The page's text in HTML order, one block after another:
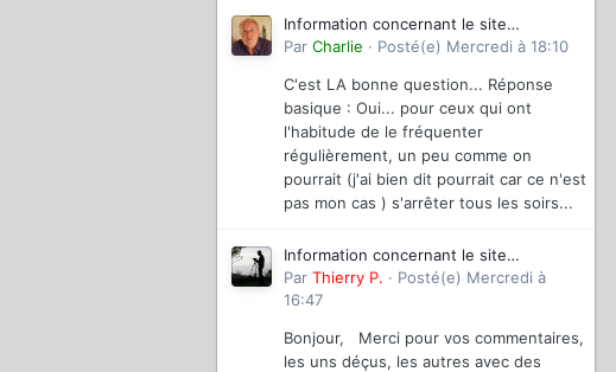
Information concernant le site
magazinevideo
Par Charlie · Posté(e) Mercredi à 18:10
C'est LA bonne question... Réponse
basique : Oui... pour ceux qui ont
l'habitude de le fréquenter
régulièrement, un peu comme on
pourrait (j'ai bien dit pourrait car ce n'est
pas mon cas ) s'arrêter tous les soirs...
Information concernant le site
magazinevideo
Par Thierry P. · Posté(e) Mercredi à
16:47
Bonjour, Merci pour vos commentaires,
les uns déçus, les autres avec des